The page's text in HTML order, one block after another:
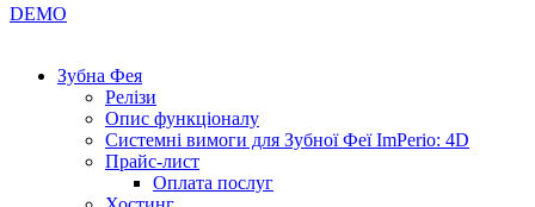
DEMO
Зубна Фея
Релізи
Опис функціоналу
Системні вимоги для Зубної Феї ImPerio: 4D
Прайс-лист
Оплата послуг